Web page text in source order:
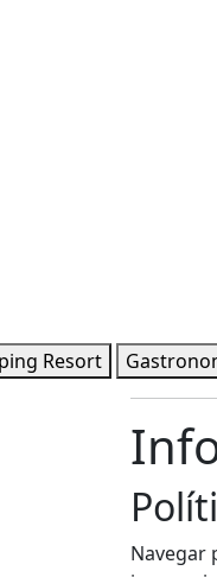
Resort
Navegar